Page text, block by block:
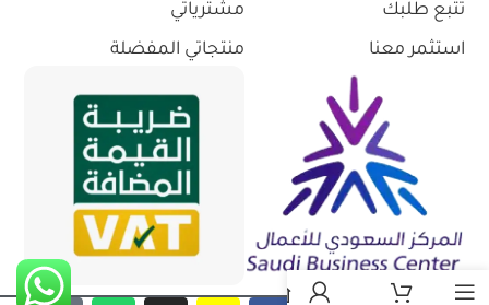
تتبع طلبك
استثمر معنا
مشترياتي
منتجاتي المفضلة